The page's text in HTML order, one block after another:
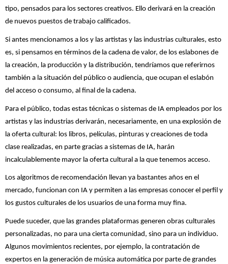
tipo, pensados para los sectores creativos. Ello derivará en la creación
de nuevos puestos de trabajo calificados.
Si antes mencionamos a los y las artistas y las industrias culturales, esto
es, si pensamos en términos de la cadena de valor, de los eslabones de
la creación, la producción y la distribución, tendríamos que referirnos
también a la situación del público o audiencia, que ocupan el eslabón
del acceso o consumo, al final de la cadena.
Para el público, todas estas técnicas o sistemas de IA empleados por los
artistas y las industrias derivarán, necesariamente, en una explosión de
la oferta cultural: los libros, películas, pinturas y creaciones de toda
clase realizadas, en parte gracias a sistemas de IA, harán
incalculablemente mayor la oferta cultural a la que tenemos acceso.
Los algoritmos de recomendación llevan ya bastantes años en el
mercado, funcionan con IA y permiten a las empresas conocer el perfil y
los gustos culturales de los usuarios de una forma muy fina.
Puede suceder, que las grandes plataformas generen obras culturales
personalizadas, no para una cierta comunidad, sino para un individuo.
Algunos movimientos recientes, por ejemplo, la contratación de
expertos en la generación de música automática por parte de grandes